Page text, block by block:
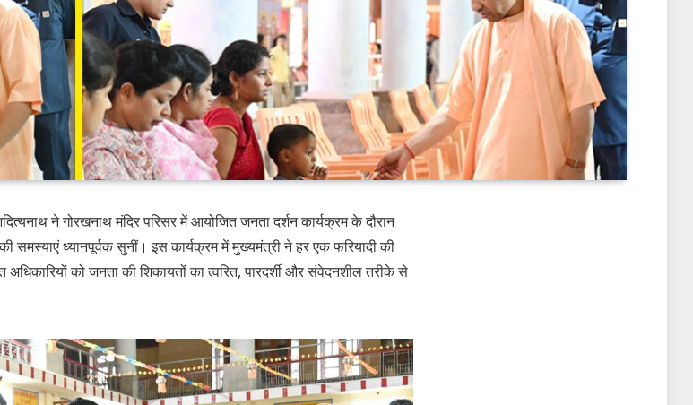
ने गोरखनाथ मंदिर परिसर में आयोजित जनता दर्शन कार्यक्रम के दौरान
समस्याएं ध्यानपूर्वक सुनीं। इस कार्यक्रम में मुख्यमंत्री ने हर एक फरियादी की
को जनता की शिकायतों का त्वरित, पारदर्शी और संवेदनशील तरीके से